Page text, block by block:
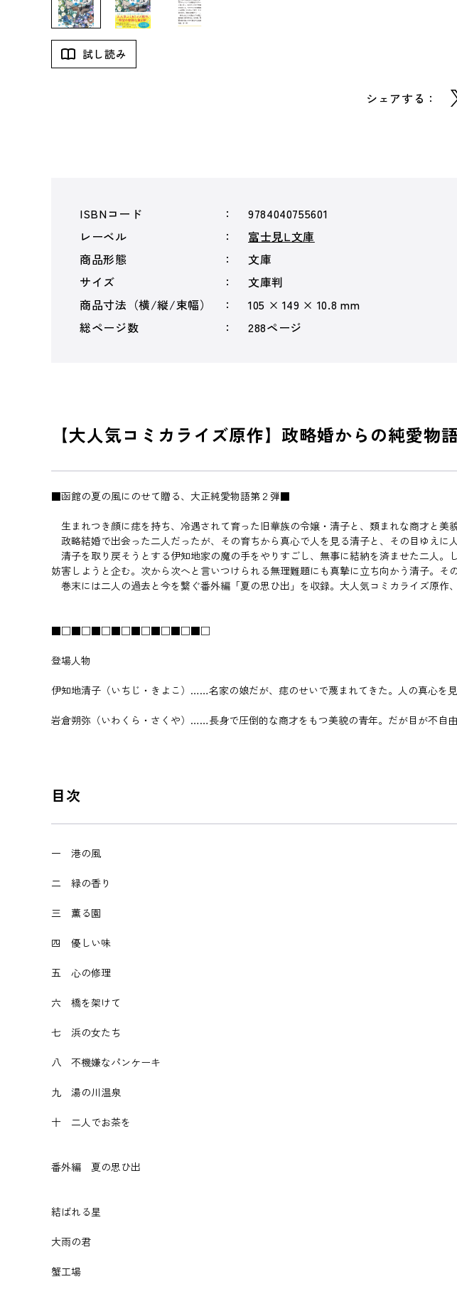
試し読み
シェアする：
ISBNコード
9784040755601
レーベル
富士見L文庫
商品形態
文庫
サイズ
文庫判
商品寸法（横/縦/束幅）
105 × 149 × 10.8 mm
総ページ数
288ページ
【大人気コミカライズ原作】政略婚からの純愛物
■函館の夏の風にのせて贈る、大正純愛物語第２弾■
生まれつき顔に痣を持ち、冷遇されて育った旧華族の令嬢・清子と、類まれな商才と美
政略結婚で出会った二人だったが、その育ちから真心で人を見る清子と、その目ゆえに
清子を取り戻そうとする伊知地家の魔の手をやりすごし、無事に結納を済ませた二人
妨害しようと企む。次から次へと言いつけられる無理難題にも真摯に立ち向かう清子。そ
巻末には二人の過去と今を繋ぐ番外編「夏の思ひ出」を収録。大人気コミカライズ原作
■□■□■□■□■□■□■□■□
登場人物
伊知地清子（いちじ・きよこ）……名家の娘だが、痣のせいで蔑まれてきた。人の真心を
岩倉朔弥（いわくら・さくや）……長身で圧倒的な商才をもつ美貌の青年。だが目が不自
目次
一 港の風
二 緑の香り
三 薫る園
四 優しい味
五 心の修理
六 橋を架けて
七 浜の女たち
八 不機嫌なパンケーキ
九 湯の川温泉
十 二人でお茶を
番外編 夏の思ひ出
結ばれる星
大雨の君
蟹工場